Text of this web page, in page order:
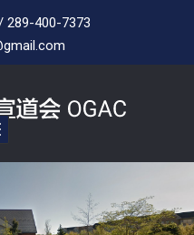
289-400-7373